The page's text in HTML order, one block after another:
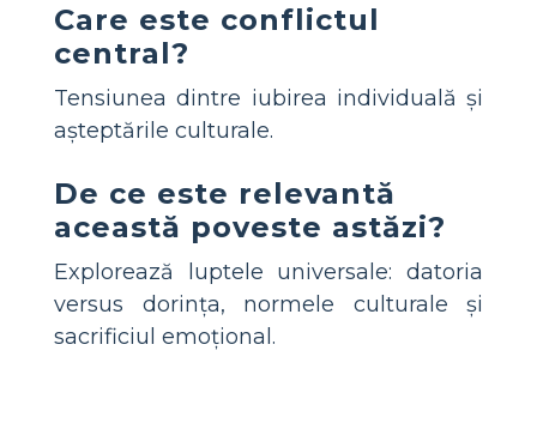
Care este conflictul
central?
Tensiunea dintre iubirea individuală și
așteptările culturale.
De ce este relevantă
această poveste astăzi?
Explorează luptele universale: datoria
versus dorința, normele culturale și
sacrificiul emoțional.